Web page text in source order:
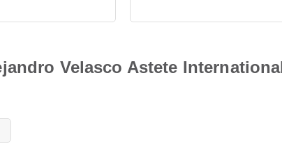
Velasco Astete